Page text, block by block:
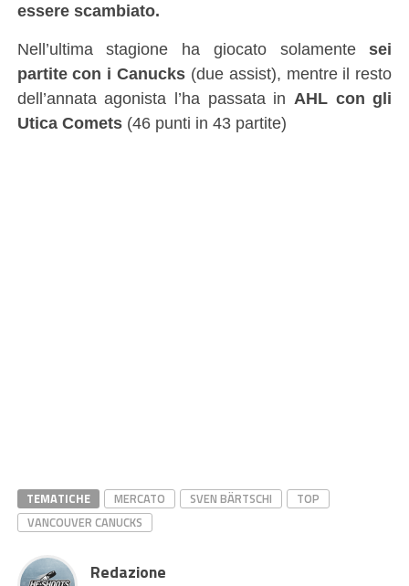
essere scambiato.
Nell’ultima stagione ha giocato solamentesei
partite con i Canucks (due assist), mentre il resto
dell’annata agonista l’ha passata in AHL con gli
Utica Comets(46 punti in 43 partite)
TEMATICHE MERCATO SVEN BÄRTSCHI
TOP
VANCOUVER CANUCKS
Redazione